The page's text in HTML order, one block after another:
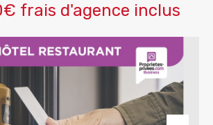
frais d'agence inclus